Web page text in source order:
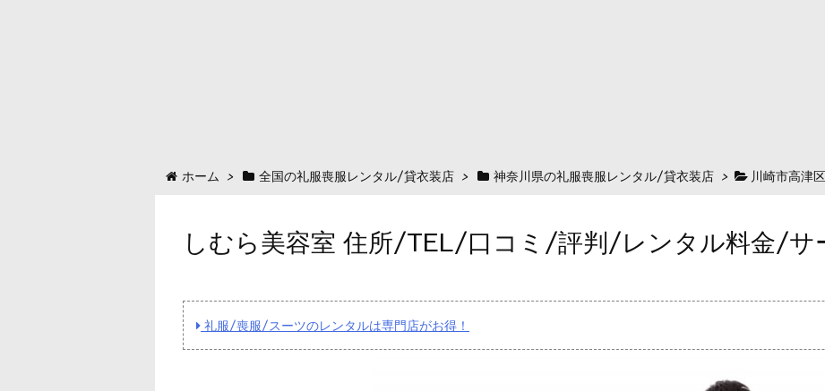
ホーム > 全国の礼服喪服レンタル/貸衣装店 > 神奈川県の礼服喪服レンタル/貸衣装店 > 川崎市高津
しむら美容室 住所/TEL/口コミ/評判/レンタル料金/サ
礼服/喪服/スーツのレンタルは専門店がお得！